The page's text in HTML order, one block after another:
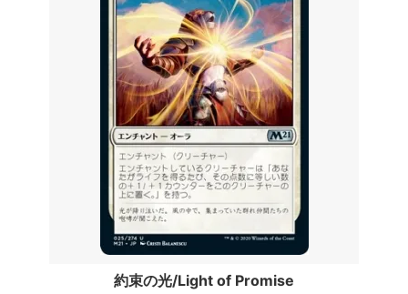
約束の光/Light of Promise